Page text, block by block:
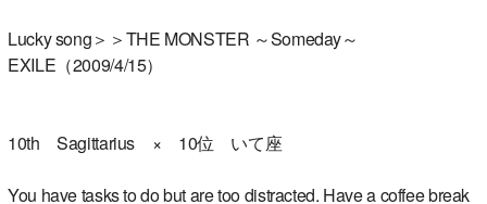
Lucky song＞＞THE MONSTER ～Someday～
EXILE（2009/4/15）
10th Sagittarius × 10位 いて座
You have tasks to do but are too distracted. Have a coffee break